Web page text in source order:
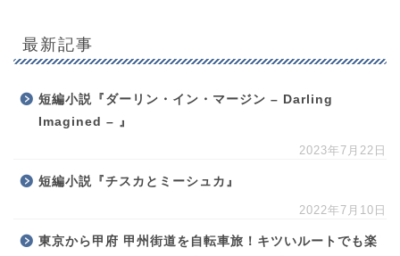
最新記事
短編小説『ダーリン・イン・マージン – Darling
Imagined – 』
2023年7月22日
短編小説『チスカとミーシュカ』
2022年7月10日
東京から甲府 甲州街道を自転車旅！キツいルートでも楽